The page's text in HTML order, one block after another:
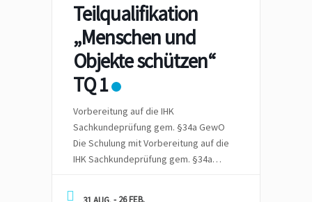
Teilqualifikation
„Menschen und
Objekte schützen“
TQ 1
Vorbereitung auf die IHK
Sachkundeprüfung gem. §34a GewO
Die Schulung mit Vorbereitung auf die
IHK Sachkundeprüfung gem. §34a